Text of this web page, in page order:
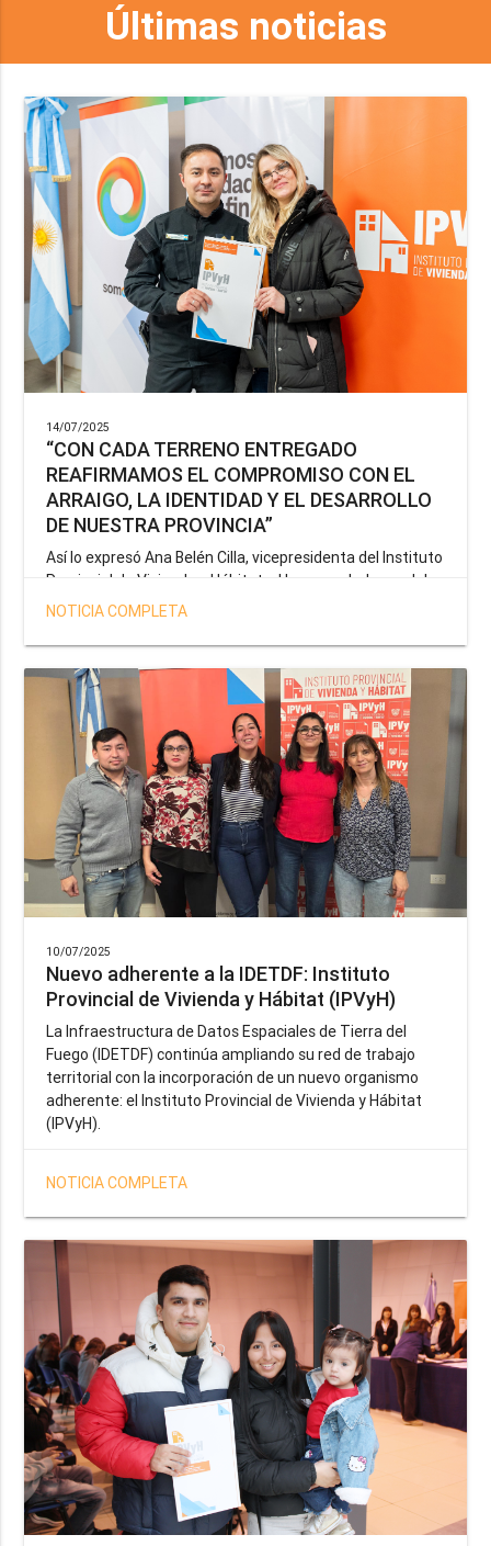
Últimas noticias
14/07/2025
“CON CADA TERRENO ENTREGADO
REAFIRMAMOS EL COMPROMISO CON EL
ARRAIGO, LA IDENTIDAD Y EL DESARROLLO
DE NUESTRA PROVINCIA”
Así lo expresó Ana Belén Cilla, vicepresidenta del Instituto
Provincial de Vivienda y Hábitat, al hacer un balance del
trabajo del organismo en el marco de la operatoria
salud y seguridad impulsada por el gobernador Gustavo
Melella.
NOTICIA COMPLETA
10/07/2025
Nuevo adherente a la IDETDF: Instituto
Provincial de Vivienda y Hábitat (IPVyH)
La Infraestructura de Datos Espaciales de Tierra del
Fuego (IDETDF) continúa ampliando su red de trabajo
territorial con la incorporación de un nuevo organismo
adherente: el Instituto Provincial de Vivienda y Hábitat
(IPVyH).
NOTICIA COMPLETA